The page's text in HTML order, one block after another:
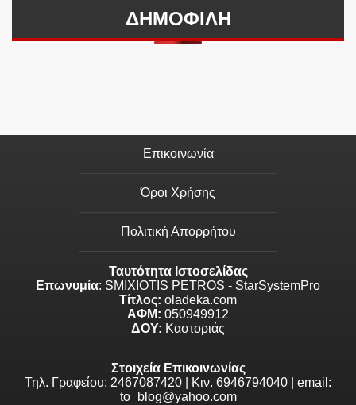
ΔΗΜΟΦΙΛΗ
Επικοινωνία
Όροι Χρήσης
Πολιτική Απορρήτου
Ταυτότητα Ιστοσελίδας
Επωνυμία: SMIXIOTIS PETROS - StarSystemPro
Τίτλος: oladeka.com
ΑΦΜ: 050949912
ΔΟΥ: Καστοριάς
Στοιχεία Επικοινωνίας
Τηλ. Γραφείου: 2467087420 | Κιν. 6946794040 | email:
to_blog@yahoo.com